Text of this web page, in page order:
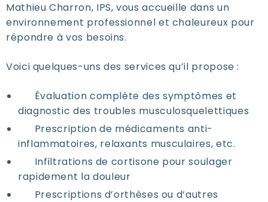
Mathieu Charron, IPS, vous accueille dans un
environnement professionnel et chaleureux pour
répondre à vos besoins.
Voici quelques-uns des services qu’il propose :
Évaluation complète des symptômes et
diagnostic des troubles musculosquelettiques
Prescription de médicaments anti-
inflammatoires, relaxants musculaires, etc.
Infiltrations de cortisone pour soulager
rapidement la douleur
Prescriptions d’orthèses ou d’autres